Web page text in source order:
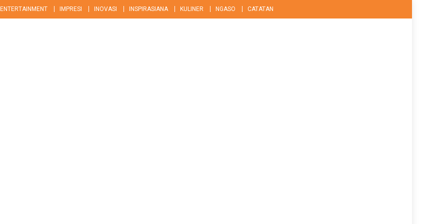
ENTERTAINMENT IMPRESI INOVASI INSPIRASIANA KULINER NGASO CATATAN